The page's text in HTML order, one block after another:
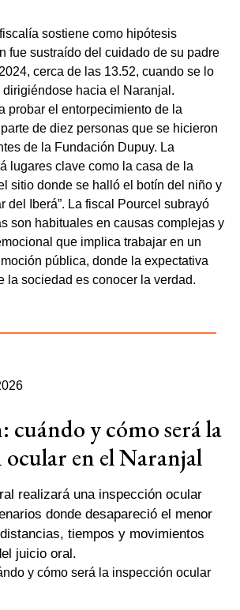
sostiene como hipótesis
fue sustraído del cuidado de su padre
cerca de las 13.52, cuando se lo
hacia el Naranjal.
probar el entorpecimiento de la
de diez personas que se hicieron
de la Fundación Dupuy. La
lugares clave como la casa de la
sitio donde se halló el botín del niño y
del Iberá”. La fiscal Pourcel subrayó
son habituales en causas complejas y
que implica trabajar en un
pública, donde la expectativa
la sociedad es conocer la verdad.
cuándo y cómo será la
en el Naranjal
realizará una inspección ocular
donde desapareció el menor
tiempos y movimientos
juicio oral.